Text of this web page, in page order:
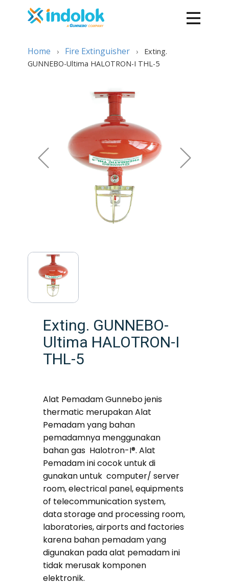
Home › Fire Extinguisher ›
Exting.
GUNNEBO-Ultima HALOTRON-I THL-5
Exting. GUNNEBO-
Ultima HALOTRON-I
THL-5
Alat Pemadam Gunnebo jenis
thermatic merupakan Alat
Pemadam yang bahan
pemadamnya menggunakan
bahan gas Halotron-I®. Alat
Pemadam ini cocok untuk di
gunakan untuk computer/ server
room, electrical panel, equipments
of telecommunication system,
data storage and processing room,
laboratories, airports and factories
karena bahan pemadam yang
digunakan pada alat pemadam ini
tidak merusak komponen
elektronik.